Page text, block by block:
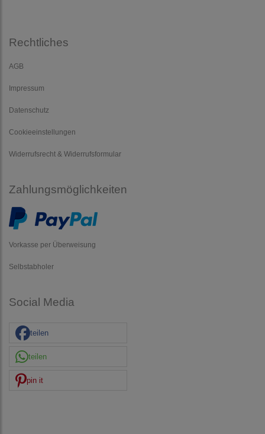
Rechtliches
AGB
Impressum
Datenschutz
Cookieeinstellungen
Widerrufsrecht & Widerrufsformular
Zahlungsmöglichkeiten
Vorkasse per Überweisung
Selbstabholer
Social Media
teilen
teilen
pin it